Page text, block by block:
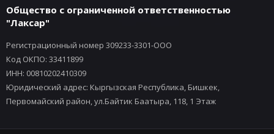
Общество с ограниченной ответственностью
"Лаксар"
Регистрационный номер 309233-3301-ООО
Код ОКПО: 33411899
ИНН: 00810202410309
Юридический адрес: Кыргызская Республика, Бишкек,
Первомайский район, ул.Байтик Баатыра, 118, 1 Этаж